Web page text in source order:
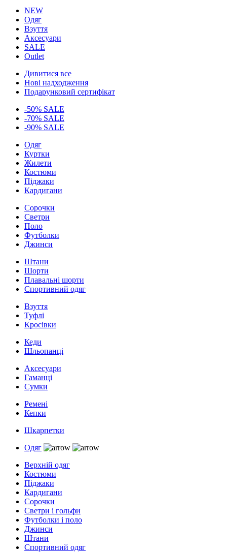
NEW
Одяг
Взуття
Аксесуари
SALE
Outlet
Дивитися все
Нові надходження
Подарунковий сертифікат
-50% SALE
-70% SALE
-90% SALE
Одяг
Куртки
Жилети
Костюми
Піджаки
Кардигани
Сорочки
Светри
Поло
Футболки
Джинси
Штани
Шорти
Плавальні шорти
Спортивний одяг
Взуття
Туфлі
Кросівки
Кеди
Шльопанці
Аксесуари
Гаманці
Сумки
Ремені
Кепки
Шкарпетки
Одяг
Верхній одяг
Костюми
Піджаки
Кардигани
Сорочки
Светри і гольфи
Футболки і поло
Джинси
Штани
Спортивний одяг